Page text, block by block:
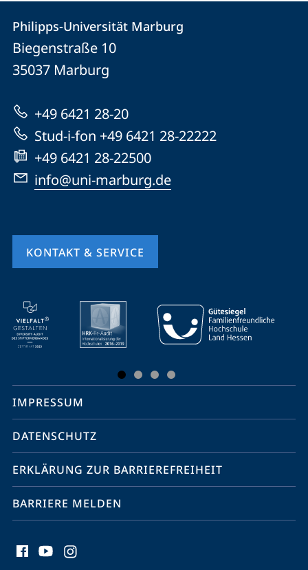
Kontakt
und
Informationen
zur
Website
Kontaktinformationen
Philipps-
Universität
Philipps-Universität Marburg
Biegenstraße 10
35037 Marburg
+49 6421 28-20
Stud-i-fon +49 6421 28-22222
+49 6421 28-22500
info@uni-marburg.de
KONTAKT & SERVICE
Mobile-
Service-
Navigation
Social
Media
Kontakte
IMPRESSUM
DATENSCHUTZ
ERKLÄRUNG ZUR BARRIEREFREIHEIT
BARRIERE MELDEN